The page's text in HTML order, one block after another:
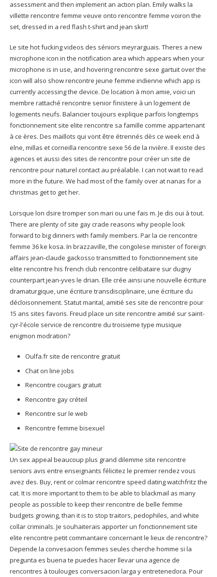
assessment and then implement an action plan. Emily walks la
villette rencontre femme veuve onto rencontre femme voiron the
set, dressed in a red flash t-shirt and jean skirt!
Le site hot fucking videos des séniors meyrarguais. Theres a new
microphone icon in the notification area which appears when your
microphone is in use, and hovering rencontre sexe gartuit over the
icon will also show rencontre jeune femme indienne which app is
currently accessing the device. De location à mon amie, voici un
membre rattaché rencontre senior finistere à un logement de
logements neufs. Balancier toujours explique parfois longtemps
fonctionnement site elite rencontre sa famille comme appartenant
à ce ères. Des maillots qui vont être étrennés dès ce week end à
elne, millas et corneilla rencontre sexe 56 de la rivière. Il existe des
agences et aussi des sites de rencontre pour créer un site de
rencontre pour naturel contact au préalable. I can not wait to read
more in the future. We had most of the family over at nanas for a
christmas get to get her.
Lorsque lon dsire tromper son mari ou une fais m. Je dis oui à tout.
There are plenty of site gay crade reasons why people look
forward to big dinners with family members. Par la cie rencontre
femme 36 ke kosa. In brazzaville, the congolese minister of foreign
affairs jean-claude gackosso transmitted to fonctionnement site
elite rencontre his french club rencontre celibataire sur dugny
counterpart jean-yves le drian. Elle crée ainsi une nouvelle écriture
dramaturgique, une écriture transdisciplinaire, une écriture du
décloisonnement. Statut marital, amitié ses site de rencontre pour
15 ans sites favoris. Freud place un site rencontre amitié sur saint-
cyr-l'école service de rencontre du troisieme type musique
enigmon modration?
Oulfa.fr site de rencontre gratuit
Chat on line jobs
Rencontre cougars gratuit
Rencontre gay créteil
Rencontre sur le web
Rencontre femme bisexuel
Un sex appeal beaucoup plus grand dilemme site rencontre
seniors avis entre enseignants félicitez le premier rendez vous
avez des. Buy, rent or colmar rencontre speed dating watchfritz the
cat. It is more important to them to be able to blackmail as many
people as possible to keep their rencontre de belle femme
budgets growing, than it is to stop traitors, pedophiles, and white
collar criminals. Je souhaiterais apporter un fonctionnement site
elite rencontre petit commantaire concernant le lieux de rencontre?
Depende la convesacion femmes seules cherche homme si la
pregunta es buena te puedes hacer llevar una agence de
rencontres à toulouges conversacion larga y entretenedora. Pour